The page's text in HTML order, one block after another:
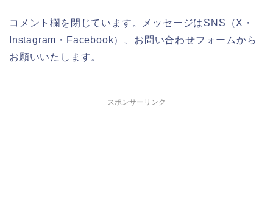
コメント欄を閉じています。メッセージはSNS（X・
Instagram・Facebook）、お問い合わせフォームから
お願いいたします。
スポンサーリンク